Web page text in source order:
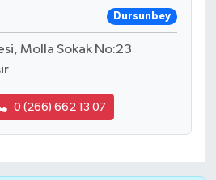
Dursunbey
Molla Sokak No:23
0 (266) 662 13 07